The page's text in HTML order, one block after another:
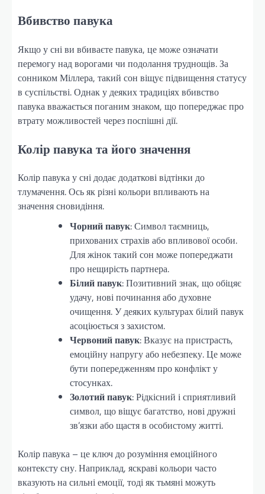
Вбивство павука
Якщо у сні ви вбиваєте павука, це може означати
перемогу над ворогами чи подолання труднощів. За
сонником Міллера, такий сон віщує підвищення статусу
в суспільстві. Однак у деяких традиціях вбивство
павука вважається поганим знаком, що попереджає про
втрату можливостей через поспішні дії.
Колір павука та його значення
Колір павука у сні додає додаткові відтінки до
тлумачення. Ось як різні кольори впливають на
значення сновидіння.
Чорний павук: Символ таємниць,
прихованих страхів або впливової особи.
Для жінок такий сон може попереджати
про нещирість партнера.
Білий павук: Позитивний знак, що обіцяє
удачу, нові починання або духовне
очищення. У деяких культурах білий павук
асоціюється з захистом.
Червоний павук: Вказує на пристрасть,
емоційну напругу або небезпеку. Це може
бути попередженням про конфлікт у
стосунках.
Золотий павук: Рідкісний і сприятливий
символ, що віщує багатство, нові дружні
зв’язки або щастя в особистому житті.
Колір павука – це ключ до розуміння емоційного
контексту сну. Наприклад, яскраві кольори часто
вказують на сильні емоції, тоді як тьмяні можуть